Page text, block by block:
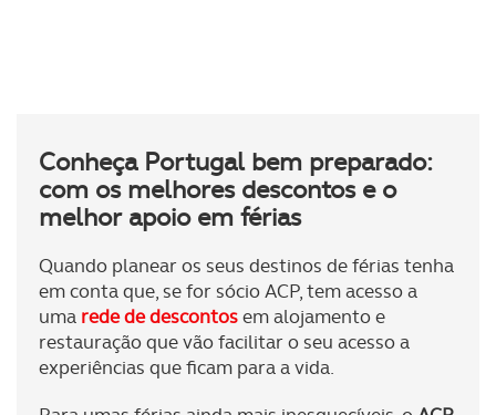
Conheça Portugal bem preparado:
com os melhores descontos e o
melhor apoio em férias
Quando planear os seus destinos de férias tenha
em conta que, se for sócio ACP, tem acesso a
uma rede de descontosem alojamento e
restauração que vão facilitar o seu acesso a
experiências que ficam para a vida.